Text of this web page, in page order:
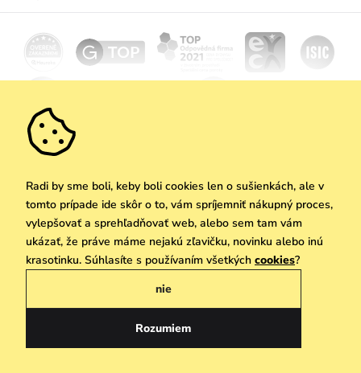
Vrátenie a reklamácia
Darčekové poukazy
Velkoobchod
We Care
Vuchlook
Predajne
Odoberať
Copyright © 2026 Vuch s.r.o. Všetky práva vyhradené. Technicky zabezpečuje
Simplia.cz
Slovenčina
Radi by sme boli, keby boli cookies len o sušienkách, ale v
tomto prípade ide skôr o to, vám spríjemniť nákupný proces,
vylepšovať a sprehľadňovať web, alebo sem tam vám
ukázať, že práve máme nejakú zľavičku, novinku alebo inú
krasotinku. Súhlasíte s používaním všetkých cookies?
nie
Rozumiem